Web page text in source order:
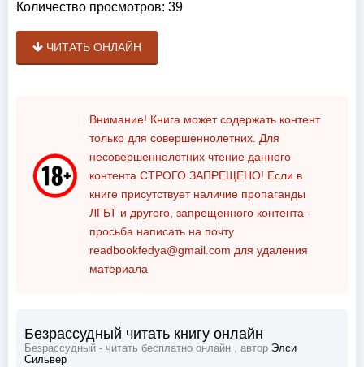
Количество просмотров: 39
ЧИТАТЬ ОНЛАЙН
Внимание! Книга может содержать контент
только для совершеннолетних. Для
несовершеннолетних чтение данного
контента СТРОГО ЗАПРЕЩЕНО! Если в
книге присутствует наличие пропаганды
ЛГБТ и другого, запрещенного контента -
просьба написать на почту
readbookfedya@gmail.com для удаления
материала
Безрассудный читать книгу онлайн
Безрассудный - читать бесплатно онлайн , автор Элси
Сильвер